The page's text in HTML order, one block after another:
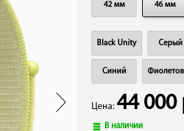
42 мм 46 мм
Black Unity Cерый
Синий
Цена: 44 000
В наличии